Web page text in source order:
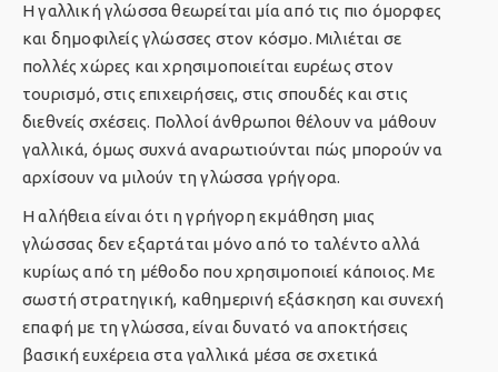
Η γαλλική γλώσσα θεωρείται μία από τις πιο όμορφες
και δημοφιλείς γλώσσες στον κόσμο. Μιλιέται σε
πολλές χώρες και χρησιμοποιείται ευρέως στον
τουρισμό, στις επιχειρήσεις, στις σπουδές και στις
διεθνείς σχέσεις. Πολλοί άνθρωποι θέλουν να μάθουν
γαλλικά, όμως συχνά αναρωτιούνται πώς μπορούν να
αρχίσουν να μιλούν τη γλώσσα γρήγορα.
Η αλήθεια είναι ότι η γρήγορη εκμάθηση μιας
γλώσσας δεν εξαρτάται μόνο από το ταλέντο αλλά
κυρίως από τη μέθοδο που χρησιμοποιεί κάποιος. Με
σωστή στρατηγική, καθημερινή εξάσκηση και συνεχή
επαφή με τη γλώσσα, είναι δυνατό να αποκτήσεις
βασική ευχέρεια στα γαλλικά μέσα σε σχετικά